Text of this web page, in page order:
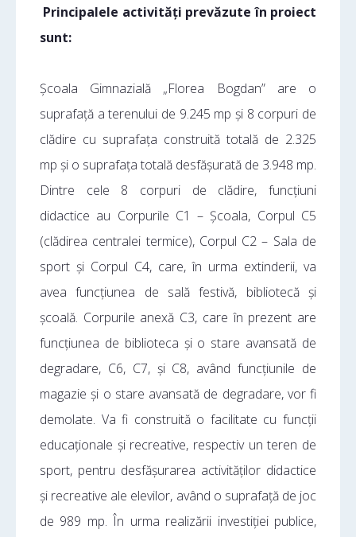
Principalele activități prevăzute în proiect
sunt:
Școala Gimnazială „Florea Bogdan” are o
suprafață a terenului de 9.245 mp și 8 corpuri de
clădire cu suprafața construită totală de 2.325
mp și o suprafața totală desfășurată de 3.948 mp.
Dintre cele 8 corpuri de clădire, funcțiuni
didactice au Corpurile C1 – Școala, Corpul C5
(clădirea centralei termice), Corpul C2 – Sala de
sport și Corpul C4, care, în urma extinderii, va
avea funcțiunea de sală festivă, bibliotecă și
școală. Corpurile anexă C3, care în prezent are
funcțiunea de biblioteca și o stare avansată de
degradare, C6, C7, și C8, având funcțiunile de
magazie și o stare avansată de degradare, vor fi
demolate. Va fi construită o facilitate cu funcții
educaționale și recreative, respectiv un teren de
sport, pentru desfășurarea activităților didactice
și recreative ale elevilor, având o suprafață de joc
de 989 mp. În urma realizării investiției publice,